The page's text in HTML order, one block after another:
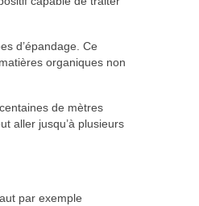
d’épandage. Ce
organiques non
de mètres
aller jusqu’à plusieurs
par exemple